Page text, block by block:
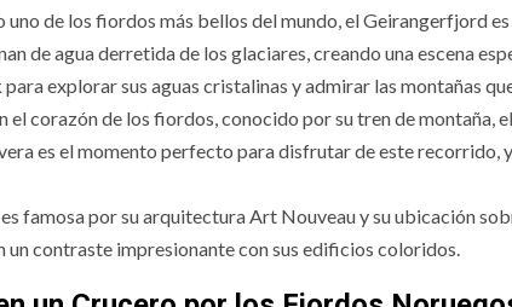
uno de los fiordos más bellos del mundo, el Geirangerfjord
de agua derretida de los glaciares, creando una escena
explorar sus aguas cristalinas y admirar las montañas
el corazón de los fiordos, conocido por su tren de montaña, el
es el momento perfecto para disfrutar de este recorrido,
famosa por su arquitectura Art Nouveau y su ubicación
un contraste impresionante con sus edificios coloridos.